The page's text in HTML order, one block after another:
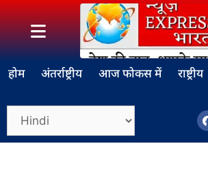
होम अंतर्राष्ट्रीय आज फोकस में राष्ट्रीय